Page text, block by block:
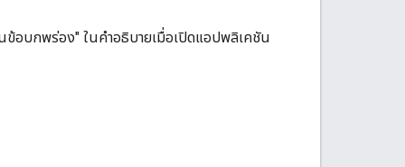
ข้อบกพร่อง" ในคำอธิบายเมื่อเปิดแอปพลิเคชัน